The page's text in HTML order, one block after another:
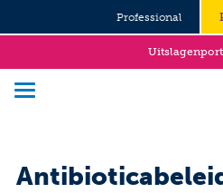
Professional
Over Saltro